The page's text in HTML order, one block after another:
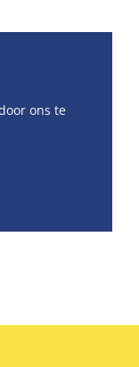
ons te